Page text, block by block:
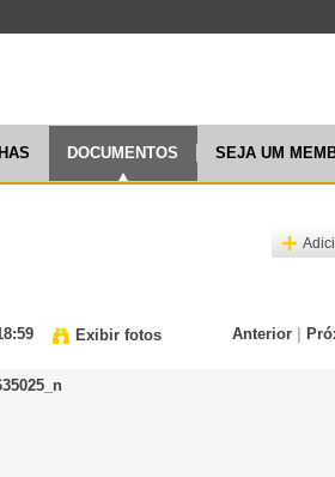
DOCUMENTOS SEJA UM
Exibir fotos Anterior